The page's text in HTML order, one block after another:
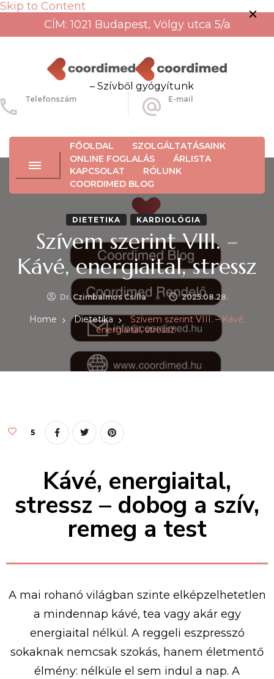
Skip to Content
CÍM: 1021 Budapest, Völgy utca 5/a
– Szívből gyógyítunk
Telefonszám E-mail
FŐOLDAL
SZOLGÁLTATÁSAINK
ONLINE FOGLALÁS
ÁRLISTA
KAPCSOLAT
RÓLUNK
COORDIMED BLOG
DIETETIKA KARDIOLÓGIA
Szívem szerint VIII. –
Kávé, energiaital, stressz
Dr. Czimbalmos Csilla 2025.08.28.
Home Dietetika
Szívem szerint VIII. – Kávé,
energiaital, stressz
5
Kávé, energiaital,
stressz – dobog a szív,
remeg a test
A mai rohanó világban szinte elképzelhetetlen
a mindennap kávé, tea vagy akár egy
energiaital nélkül. A reggeli eszpresszó
sokaknak nemcsak szokás, hanem életmentő
élmény: nélküle el sem indul a nap. A